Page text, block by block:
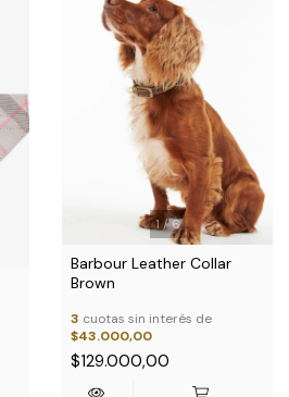
1/6
Barbour Leather Collar
Brown
3 cuotas sin interés de
$43.000,00
$129.000,00